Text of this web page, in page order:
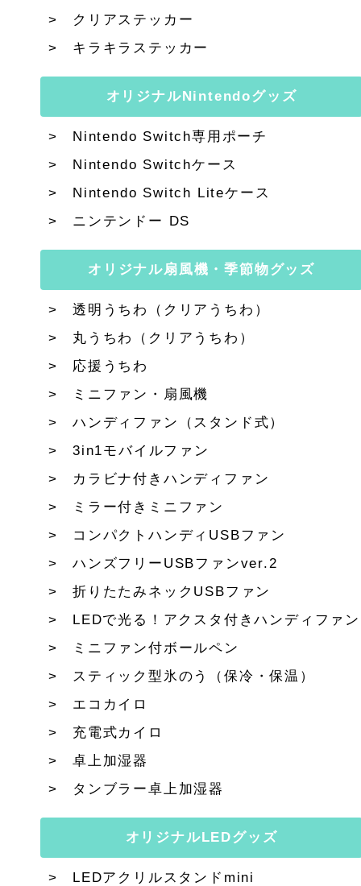
クリアステッカー
キラキラステッカー
オリジナルNintendoグッズ
Nintendo Switch専用ポーチ
Nintendo Switchケース
Nintendo Switch Liteケース
ニンテンドー DS
オリジナル扇風機・季節物グッズ
透明うちわ（クリアうちわ）
丸うちわ（クリアうちわ）
応援うちわ
ミニファン・扇風機
ハンディファン（スタンド式）
3in1モバイルファン
カラビナ付きハンディファン
ミラー付きミニファン
コンパクトハンディUSBファン
ハンズフリーUSBファンver.2
折りたたみネックUSBファン
LEDで光る！アクスタ付きハンディファン
ミニファン付ボールペン
スティック型氷のう（保冷・保温）
エコカイロ
充電式カイロ
卓上加湿器
タンブラー卓上加湿器
オリジナルLEDグッズ
LEDアクリルスタンドmini